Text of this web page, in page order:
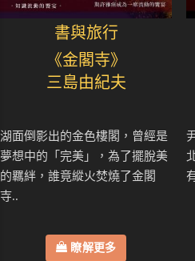
書與旅行
《金閣寺》
三島由紀夫
湖面倒影出的金色樓閣，曾經是
夢想中的「完美」，為了擺脫美
的羈絆，誰竟縱火焚燒了金閣
寺..
瞭解更多